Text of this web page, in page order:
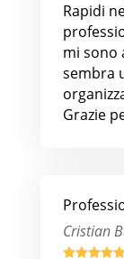
Rapidi
mi sono
sembra
Grazie
Cristian
